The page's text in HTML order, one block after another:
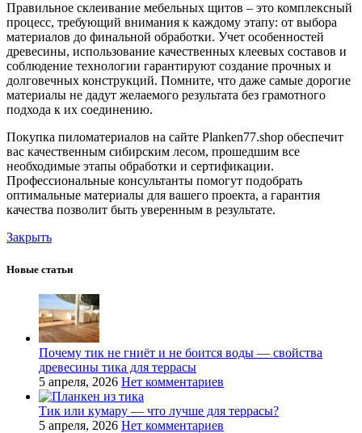
Правильное склеивание мебельных щитов – это комплексный
процесс, требующий внимания к каждому этапу: от выбора
материалов до финальной обработки. Учет особенностей
древесины, использование качественных клеевых составов и
соблюдение технологии гарантируют создание прочных и
долговечных конструкций. Помните, что даже самые дорогие
материалы не дадут желаемого результата без грамотного
подхода к их соединению.
Покупка пиломатериалов на сайте Planken77.shop обеспечит
вас качественным сибирским лесом, прошедшим все
необходимые этапы обработки и сертификации.
Профессиональные консультанты помогут подобрать
оптимальные материалы для вашего проекта, а гарантия
качества позволит быть уверенным в результате.
Закрыть
Новые статьи
Почему тик не гниёт и не боится воды — свойства
древесины тика для террасы
5 апреля, 2026 Нет комментариев
Тик или кумару — что лучше для террасы?
5 апреля, 2026 Нет комментариев